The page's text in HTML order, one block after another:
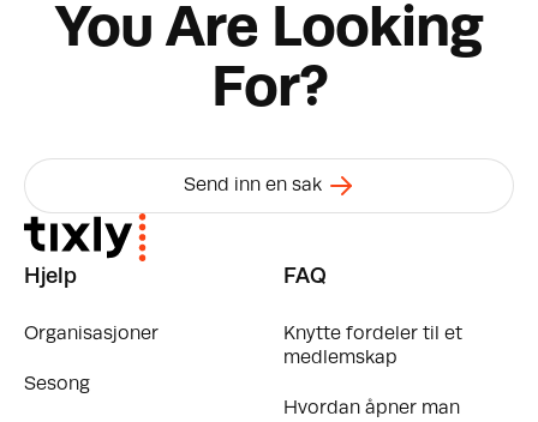
You Are Looking
For?
Send inn en sak
Hjelp
Organisasjoner
Sesong
FAQ
Knytte fordeler til et
medlemskap
Hvordan åpner man